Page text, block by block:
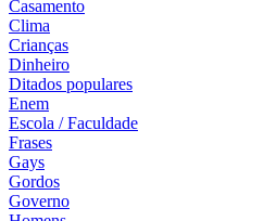
Casamento
Clima
Crianças
Dinheiro
Ditados populares
Enem
Escola / Faculdade
Frases
Gays
Gordos
Governo